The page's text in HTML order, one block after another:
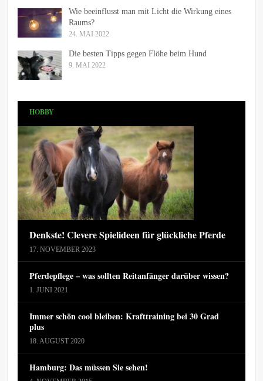
Wie beeinflusst man mit Licht die Wirkung eines
Raums?
24. MAI 2022
Die besten Tipps gegen Flöhe beim Hund
9. MAI 2022
HOBBY
Denkste! Clevere Spielideen für glückliche Pferde
17. NOVEMBER 2023
Pferdepflege – was sollten Reitanfänger darüber wissen?
1. JUNI 2021
Immer schön cool bleiben: Krafttraining bei 30 Grad
plus
18. AUGUST 2020
Hamburg: Das müssen Sie sehen!